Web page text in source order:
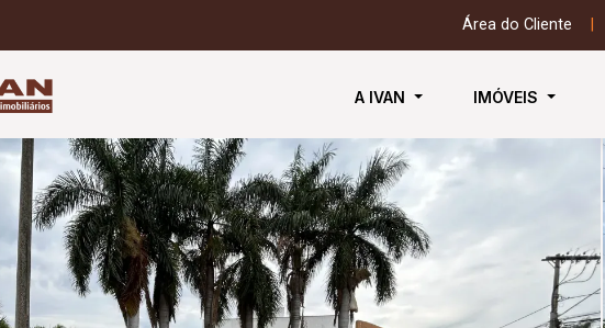
Área do Cliente
A IVAN IMÓVEIS